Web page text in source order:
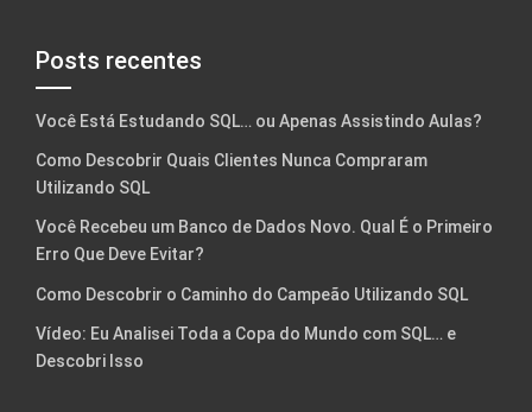
Posts recentes
Você Está Estudando SQL… ou Apenas Assistindo Aulas?
Como Descobrir Quais Clientes Nunca Compraram
Utilizando SQL
Você Recebeu um Banco de Dados Novo. Qual É o Primeiro
Erro Que Deve Evitar?
Como Descobrir o Caminho do Campeão Utilizando SQL
Vídeo: Eu Analisei Toda a Copa do Mundo com SQL… e
Descobri Isso